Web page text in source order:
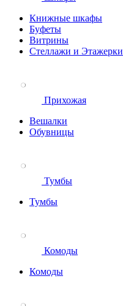
Книжные шкафы
Буфеты
Витрины
Стеллажи и Этажерки
Прихожая
Вешалки
Обувницы
Тумбы
Тумбы
Комоды
Комоды